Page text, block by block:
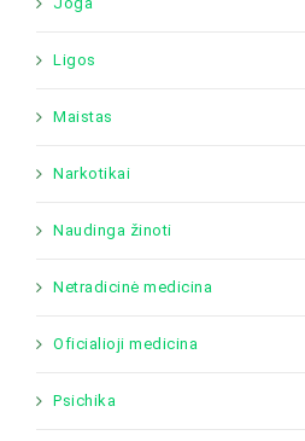
Ligos
Maistas
Narkotikai
Naudinga žinoti
Netradicinė medicina
Oficialioji medicina
Psichika